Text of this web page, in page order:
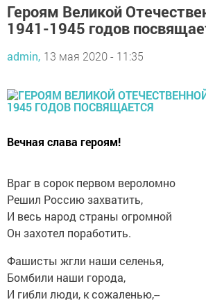
Героям Великой
1941-1945 годов
admin, 13 мая 2020 - 11:35
Вечная слава героям!
Враг в сорок первом вероломно
Решил Россию захватить,
И весь народ страны огромной
Он захотел поработить.
Фашисты жгли наши селенья,
Бомбили наши города,
И гибли люди, к сожаленью,--